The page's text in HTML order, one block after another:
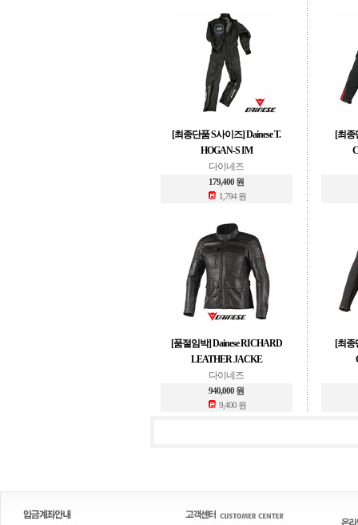
[최종단품 S사이즈] Dainese T.
HOGAN-S IM
다이네즈
179,400 원
1,794 원
[최종
[품절임박] Dainese RICHARD
LEATHER JACKE
다이네즈
940,000 원
9,400 원
[최종